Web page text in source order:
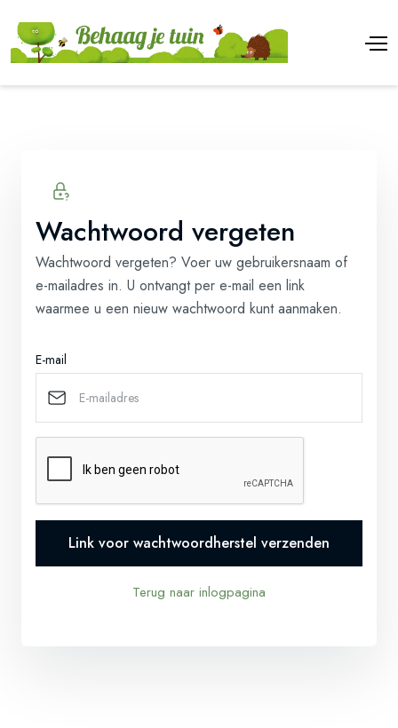
Wachtwoord vergeten
Wachtwoord vergeten? Voer uw gebruikersnaam of
e-mailadres in. U ontvangt per e-mail een link
waarmee u een nieuw wachtwoord kunt aanmaken.
E-mail
Link voor wachtwoordherstel verzenden
Terug naar inlogpagina